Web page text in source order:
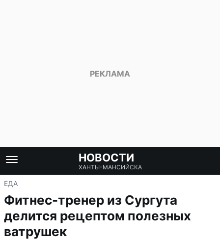
НОВОСТИ
ХАНТЫ-МАНСИЙСКА
ЕДА
Фитнес-тренер из Сургута
делится рецептом полезных
ватрушек